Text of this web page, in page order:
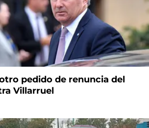
pedido de renuncia del
Villarruel